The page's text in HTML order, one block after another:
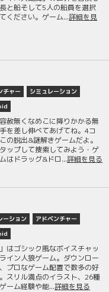
と船そして5人の船員を選択
ください。ゲーム...詳細を見
チャー
シミュレーション
赦無くなめこに降りかかる無
を差し伸べてあげてね。4コ
の脱出&謎解きゲームだよ。
ップして捜索してみよう・ゲ
はドラッグ&ドロ...詳細を見る
ーション
アドベンチャー
はゴシック風なボイスチャッ
イン人狼ゲーム。ダウンロー
プロなゲーム配置で数多の好
スリル満点のイラスト、26種
ーム経験や能...詳細を見る